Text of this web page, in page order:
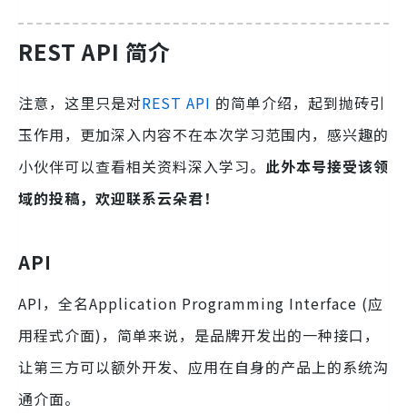
REST API 简介
注意，这里只是对REST API 的简单介绍，起到抛砖引
玉作用，更加深入内容不在本次学习范围内，感兴趣的
小伙伴可以查看相关资料深入学习。 此外本号接受该领
域的投稿，欢迎联系云朵君！
API
API，全名Application Programming Interface (应
用程式介面)，简单来说，是品牌开发出的一种接口，
让第三方可以额外开发、应用在自身的产品上的系统沟
通介面。